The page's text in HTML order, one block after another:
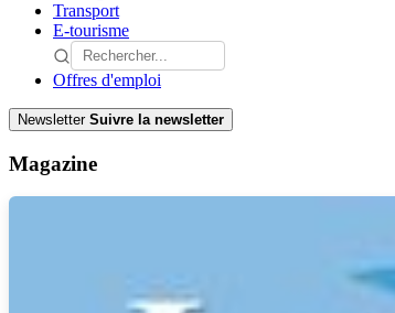
Transport
E-tourisme
Offres d'emploi
Newsletter Suivre la newsletter
Magazine